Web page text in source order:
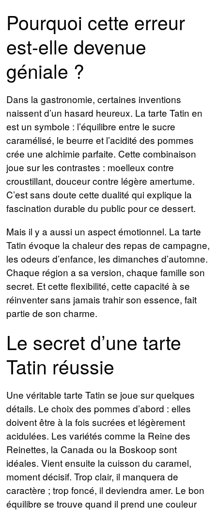
Pourquoi cette erreur
est-elle devenue
géniale ?
Dans la gastronomie, certaines inventions
naissent d’un hasard heureux. La tarte Tatin en
est un symbole : l’équilibre entre le sucre
caramélisé, le beurre et l’acidité des pommes
crée une alchimie parfaite. Cette combinaison
joue sur les contrastes : moelleux contre
croustillant, douceur contre légère amertume.
C’est sans doute cette dualité qui explique la
fascination durable du public pour ce dessert.
Mais il y a aussi un aspect émotionnel. La tarte
Tatin évoque la chaleur des repas de campagne,
les odeurs d’enfance, les dimanches d’automne.
Chaque région a sa version, chaque famille son
secret. Et cette flexibilité, cette capacité à se
réinventer sans jamais trahir son essence, fait
partie de son charme.
Le secret d’une tarte
Tatin réussie
Une véritable tarte Tatin se joue sur quelques
détails. Le choix des pommes d’abord : elles
doivent être à la fois sucrées et légèrement
acidulées. Les variétés comme la Reine des
Reinettes, la Canada ou la Boskoop sont
idéales. Vient ensuite la cuisson du caramel,
moment décisif. Trop clair, il manquera de
caractère ; trop foncé, il deviendra amer. Le bon
équilibre se trouve quand il prend une couleur